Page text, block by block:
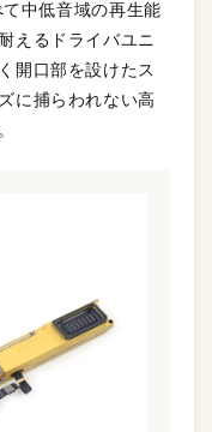
中低音域の再生能
えるドライバユニ
開口部を設けたス
に捕らわれない高